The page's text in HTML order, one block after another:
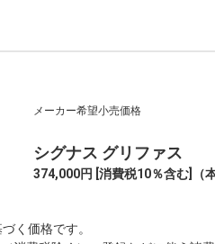
メーカー希望小売価格
シグナス グリファス
374,000円 [消費税10％含む] （
く価格です。